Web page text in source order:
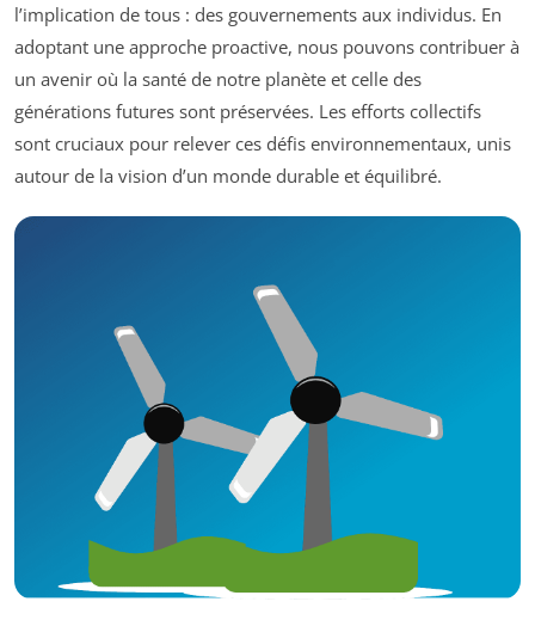
l’implication de tous : des gouvernements aux individus. En
adoptant une approche proactive, nous pouvons contribuer à
un avenir où la santé de notre planète et celle des
générations futures sont préservées. Les efforts collectifs
sont cruciaux pour relever ces défis environnementaux, unis
autour de la vision d’un monde durable et équilibré.